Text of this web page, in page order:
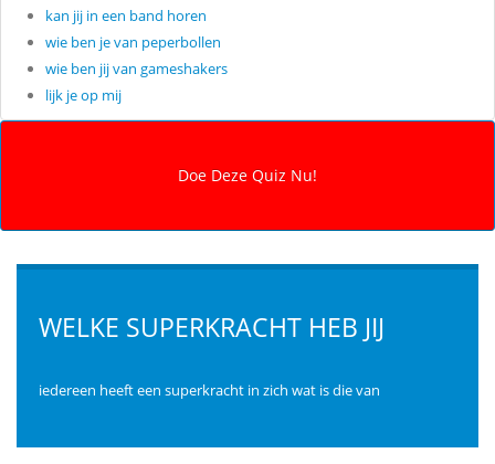
kan jij in een band horen
wie ben je van peperbollen
wie ben jij van gameshakers
lijk je op mij
WELKE SUPERKRACHT HEB JIJ
iedereen heeft een superkracht in zich wat is die van